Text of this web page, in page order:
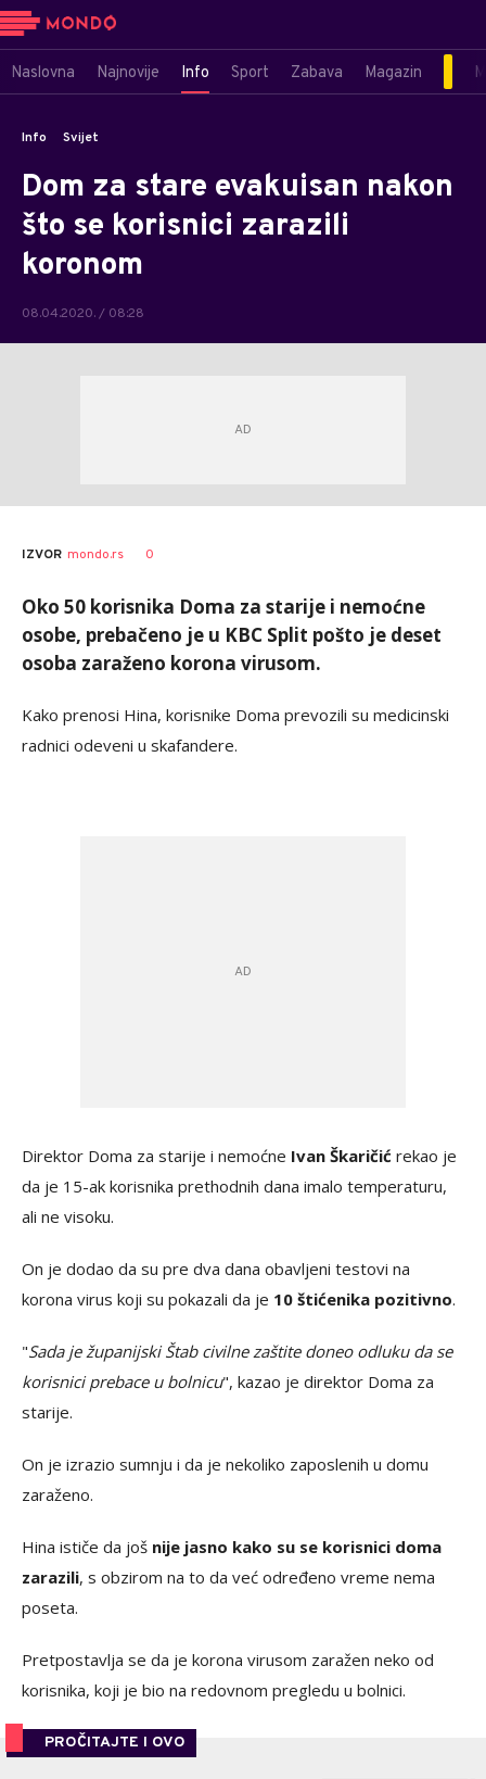
Naslovna Najnovije Info Sport Zabava Magazin
Info Svijet
Dom za stare evakuisan nakon
što se korisnici zarazili
koronom
08.04.2020. / 08:28
AUTOR Tanjug
IZVOR mondo.rs 0
Oko 50 korisnika Doma za starije i nemoćne
osobe, prebačeno je u KBC Split pošto je deset
osoba zaraženo korona virusom.
Kako prenosi Hina, korisnike Doma prevozili su medicinski
radnici odeveni u skafandere.
Direktor Doma za starije i nemoćne Ivan Škaričić rekao je
da je 15-ak korisnika prethodnih dana imalo temperaturu,
ali ne visoku.
On je dodao da su pre dva dana obavljeni testovi na
korona virus koji su pokazali da je 10 štićenika pozitivno.
"Sada je županijski Štab civilne zaštite doneo odluku da se
korisnici prebace u bolnicu", kazao je direktor Doma za
starije.
On je izrazio sumnju i da je nekoliko zaposlenih u domu
zaraženo.
Hina ističe da još nije jasno kako su se korisnici doma
zarazili, s obzirom na to da već određeno vreme nema
poseta.
Pretpostavlja se da je korona virusom zaražen neko od
korisnika, koji je bio na redovnom pregledu u bolnici.
PROČITAJTE I OVO